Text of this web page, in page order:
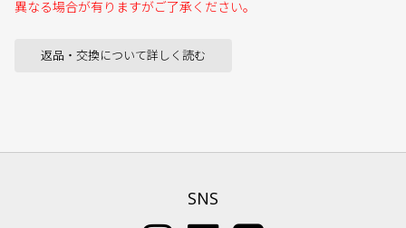
異なる場合が有りますがご了承ください。
返品・交換について詳しく読む
SNS